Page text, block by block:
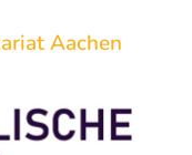
Aachen